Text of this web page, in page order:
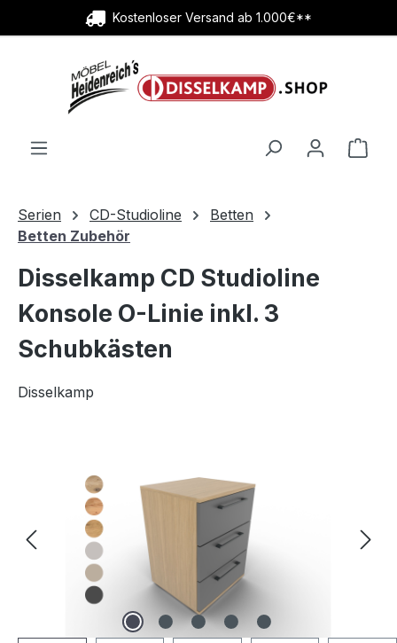
Zum Hauptinhalt springenKostenloser Versand ab 1.000€**
Serien CD-Studioline
Betten
Betten Zubehör
Disselkamp CD Studioline
Konsole O-Linie inkl. 3
Schubkästen
Disselkamp